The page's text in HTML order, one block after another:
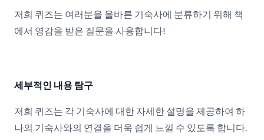
저희 퀴즈는 여러분을 올바른 기숙사에 분류하기 위해 책
에서 영감을 받은 질문을 사용합니다!
세부적인 내용 탐구
저희 퀴즈는 각 기숙사에 대한 자세한 설명을 제공하여 하
나의 기숙사와의 연결을 더욱 쉽게 느낄 수 있도록 합니다.